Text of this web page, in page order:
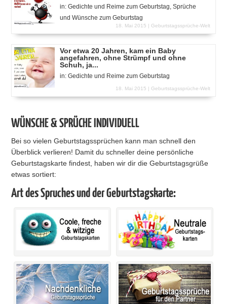
in: Gedichte und Reime zum Geburtstag Sprüche
und Wünsche zum Geburtstag
18. Mai 2015 | Geburtstagssprüche-Welt
Vor etwa 20 Jahren, kam ein Baby
angefahren, ohne Strümpf und ohne
Schuh, ja...
in: Gedichte und Reime zum Geburtstag
18. Mai 2015 | Geburtstagssprüche-Welt
WÜNSCHE & SPRÜCHE INDIVIDUELL
Bei so vielen Geburtstagssprüchen kann man schnell den
Überblick verlieren! Damit du schneller deine persönliche
Geburtstagskarte findest, haben wir dir die Geburtstagsgrüße
etwas sortiert:
Art des Spruches und der Geburtstagskarte: